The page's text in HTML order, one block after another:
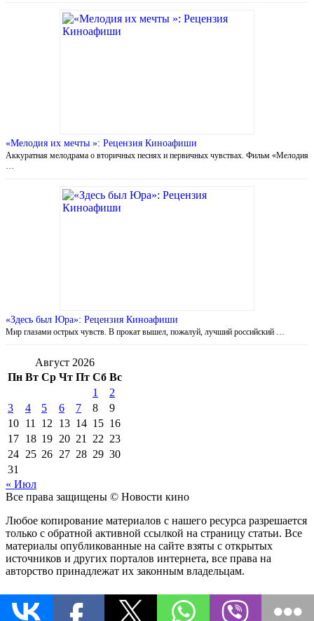
«Мелодия их мечты »: Рецензия Киноафиши
Аккуратная мелодрама о вторичных песнях и первичных чувствах. Фильм «Мелодия
«Здесь был Юра»: Рецензия Киноафиши
Мир глазами острых чувств. В прокат вышел, пожалуй, лучший российский …
Август 2026
Пн Вт Ср Чт Пт Сб Вс
1
2
3
4 5 6 7 8
9
10 11 12 13 14 15 16
17 18 19 20 21 22 23
24 25 26 27 28 29 30
31
« Июл
Все права защищены © Новости кино
Любое копирование материалов с нашего ресурса разрешается
только с обратной активной ссылкой на страницу статьи. Все
материалы опубликованные на сайте взяты с открытых
источников и других порталов интернета, все права на
авторство принадлежат их законным владельцам.